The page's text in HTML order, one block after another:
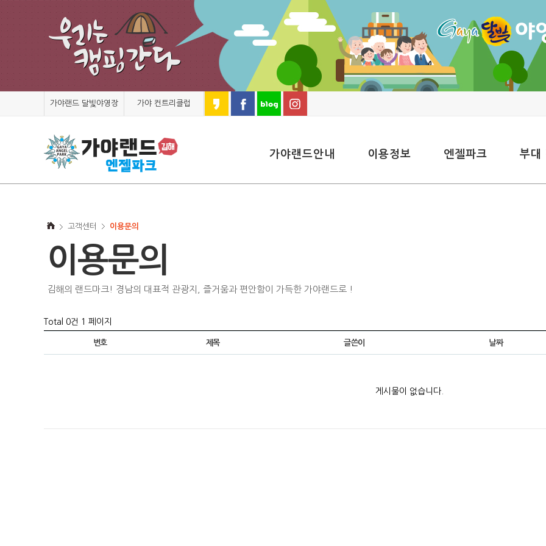
가야랜드 달빛야영장 가야 컨트리클럽
가야랜드안내 이용정보 엔젤파크 부대
고객센터 이용문의
이용문의
김해의 랜드마크! 경남의 대표적 관광지, 즐거움과 편안함이 가득한 가야랜드로 !
Total 0건 1 페이지
번호 제목 글쓴이 날짜
게시물이 없습니다.